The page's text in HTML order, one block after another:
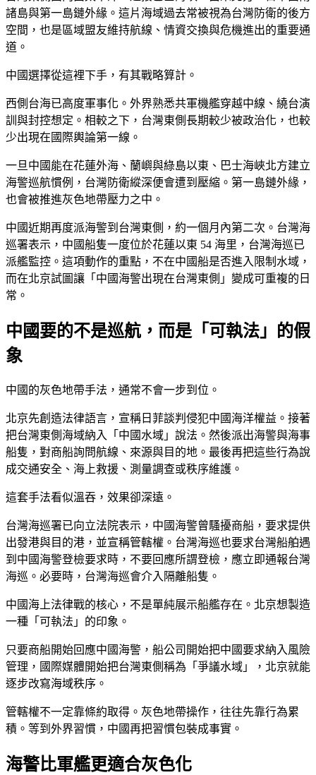
諸島與第一島鏈外緣。這片海域過去常被視為台灣防衛的後方
空間，也是區域盟友維持航線、情資交換與危機進出的重要通
道。
中國選擇從這裡下手，有其戰略算計。
西側台海已高度軍事化。外界熟悉共軍機艦穿越中線、繞台演
訓與封控想定。相較之下，台灣東側長期較少被政治化，也較
少出現在國際輿論第一線。
一旦中國能在花蓮外海、蘭嶼與綠島以東、巴士海峽北方建立
海警巡航慣例，台灣防衛縱深便會遭到壓縮。第一島鏈外緣，
也會被推進灰色地帶壓力之中。
中國近期再度派海警到台灣東側，約一個月內第二次。台灣海
巡署表示，中國船隻一度位於花蓮以東 54 海里，台灣海巡已
派艦監控。這項動作的重點，不在中國船是否進入限制水域，
而在北京試圖讓「中國海警出現在台灣東側」變成可重複的日
常。
中國要的不是巡航，而是「可執法」的假
象
中國的灰色地帶手法，通常不會一步到位。
北京先創造法律語言，宣稱日菲談判侵犯中國海洋權益。接著
把台灣東側海域納入「中國水域」說法。然後派出海警與海事
船隻，對商船詢問航線、來源與目的地。最後再把這些行為說
成交通安全、海上救援、測量調查或秩序維護。
這套手法看似溫吞，效果卻深遠。
台灣海巡署已向立法院表示，中國海警曾騷擾商船，要求提供
出發港與目的港，並宣稱管轄權。台灣海巡也要求台灣船舶遇
到中國海警登檢要求時，不要回應所謂登檢，應立即通報台灣
海巡。必要時，台灣海巡會介入隔離船隻。
中國海上法律戰的核心，不是單純展示船艦存在。北京想製造
一種「可執法」的印象。
只要商船開始回應中國海警，船公司開始把中國要求納入風險
管理，國際媒體開始把台灣東側稱為「爭議水域」，北京就能
逐步改寫海域秩序。
管轄權不一定靠條約取得。灰色地帶操作，往往先靠行為累
積。等到外界習慣，中國再把習慣包裝成事實。
海警比軍艦更適合灰色化